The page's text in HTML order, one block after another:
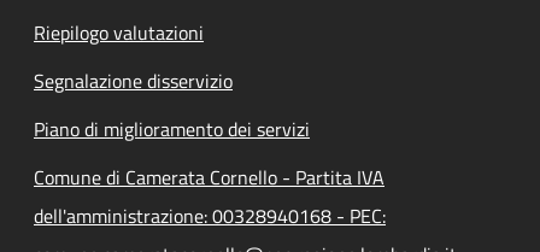
Riepilogo valutazioni
Segnalazione disservizio
Piano di miglioramento dei servizi
Comune di Camerata Cornello - Partita IVA
dell'amministrazione: 00328940168 - PEC: